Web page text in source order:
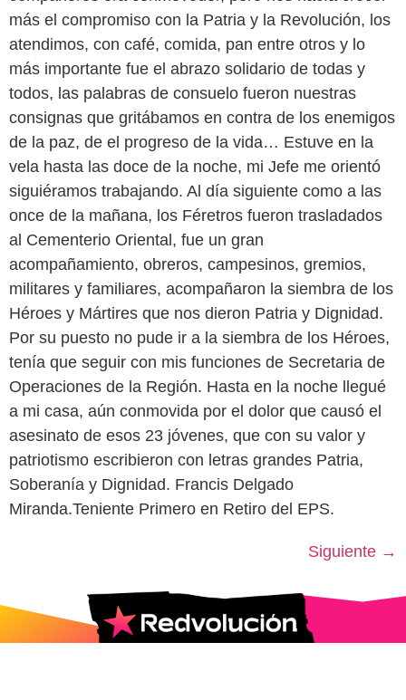
más el compromiso con la Patria y la Revolución, los
atendimos, con café, comida, pan entre otros y lo
más importante fue el abrazo solidario de todas y
todos, las palabras de consuelo fueron nuestras
consignas que gritábamos en contra de los enemigos
de la paz, de el progreso de la vida… Estuve en la
vela hasta las doce de la noche, mi Jefe me orientó
siguiéramos trabajando. Al día siguiente como a las
once de la mañana, los Féretros fueron trasladados
al Cementerio Oriental, fue un gran
acompañamiento, obreros, campesinos, gremios,
militares y familiares, acompañaron la siembra de los
Héroes y Mártires que nos dieron Patria y Dignidad.
Por su puesto no pude ir a la siembra de los Héroes,
tenía que seguir con mis funciones de Secretaria de
Operaciones de la Región. Hasta en la noche llegué
a mi casa, aún conmovida por el dolor que causó el
asesinato de esos 23 jóvenes, que con su valor y
patriotismo escribieron con letras grandes Patria,
Soberanía y Dignidad. Francis Delgado
Miranda.Teniente Primero en Retiro del EPS.
Siguiente →